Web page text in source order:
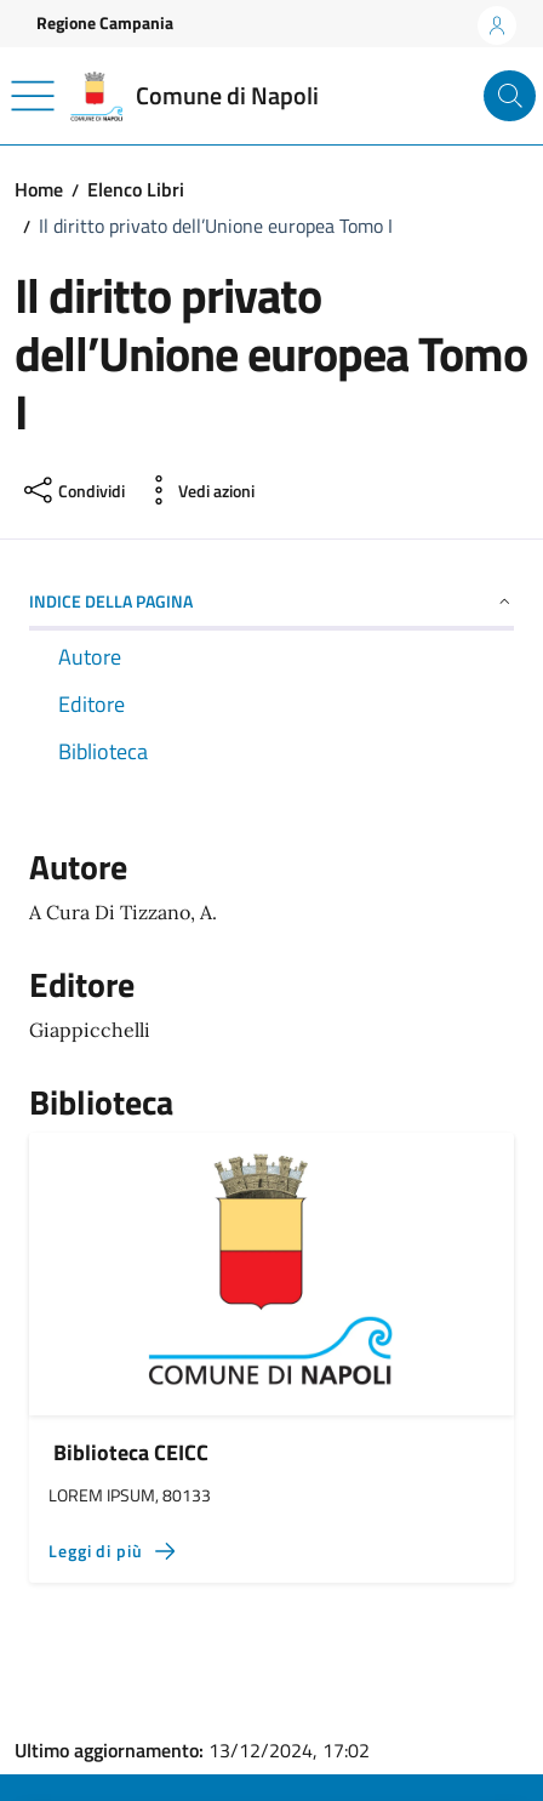
Vai ai contenuti
Vai al footer
Regione Campania
Comune di Napoli
Home
Elenco Libri
Il diritto privato dell’Unione europea Tomo I
Il diritto privato
dell’Unione europea Tomo
I
Condividi Vedi azioni
INDICE DELLA PAGINA
Autore
Editore
Biblioteca
Autore
A Cura Di Tizzano, A.
Editore
Giappicchelli
Biblioteca
Biblioteca CEICC
LOREM IPSUM, 80133
Leggi di più
Ultimo aggiornamento: 13/12/2024, 17:02